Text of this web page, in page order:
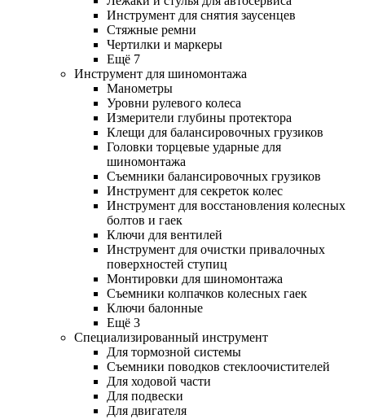
Инструмент для снятия заусенцев
Стяжные ремни
Чертилки и маркеры
Ещё 7
Инструмент для шиномонтажа
Манометры
Уровни рулевого колеса
Измерители глубины протектора
Клещи для балансировочных грузиков
Головки торцевые ударные для
шиномонтажа
Съемники балансировочных грузиков
Инструмент для секреток колес
Инструмент для восстановления колесных
болтов и гаек
Ключи для вентилей
Инструмент для очистки привалочных
поверхностей ступиц
Монтировки для шиномонтажа
Съемники колпачков колесных гаек
Ключи балонные
Ещё 3
Специализированный инструмент
Для тормозной системы
Съемники поводков стеклоочистителей
Для ходовой части
Для подвески
Для двигателя